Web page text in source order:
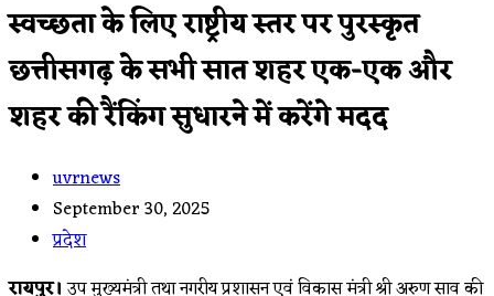
स्वच्छता के लिए राष्ट्रीय स्तर पर पुरस्कृत
छत्तीसगढ़ के सभी सात शहर एक-एक और
शहर की रैंकिंग सुधारने में करेंगे मदद
Post
author:
uvrnews
Post
published:
September 30, 2025
Post
प्रदेश
रायपुर।उप मुख्यमंत्री तथा नगरीय प्रशासन एवं विकास मंत्री श्री अरुण साव की